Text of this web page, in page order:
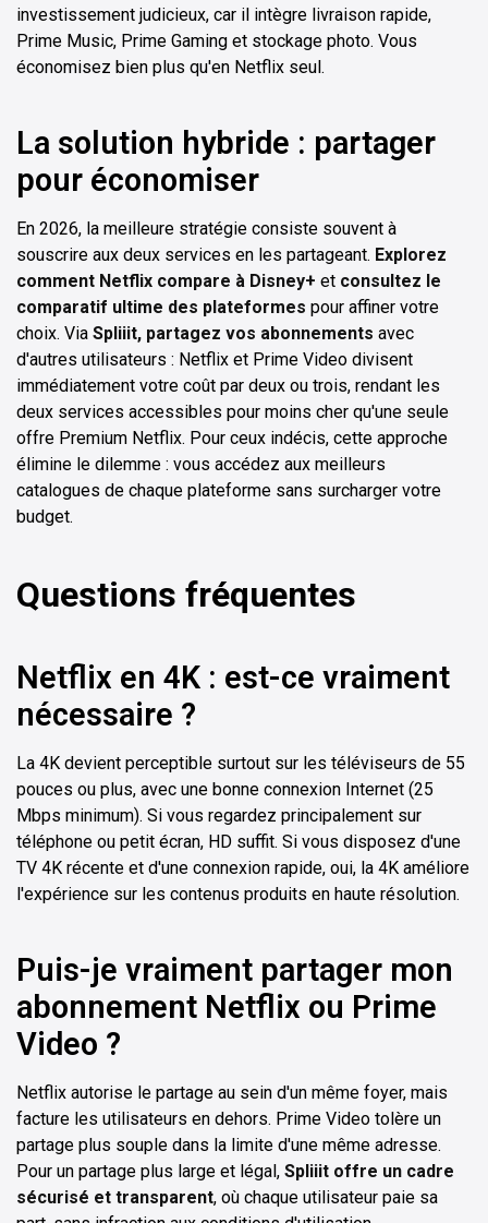
investissement judicieux, car il intègre livraison rapide,
Prime Music, Prime Gaming et stockage photo. Vous
économisez bien plus qu'en Netflix seul.
La solution hybride : partager
pour économiser
En 2026, la meilleure stratégie consiste souvent à
souscrire aux deux services en les partageant. Explorez
comment Netflix compare à Disney+ et consultez le
comparatif ultime des plateformes pour affiner votre
choix. Via Spliiit, partagez vos abonnements avec
d'autres utilisateurs : Netflix et Prime Video divisent
immédiatement votre coût par deux ou trois, rendant les
deux services accessibles pour moins cher qu'une seule
offre Premium Netflix. Pour ceux indécis, cette approche
élimine le dilemme : vous accédez aux meilleurs
catalogues de chaque plateforme sans surcharger votre
budget.
Questions fréquentes
Netflix en 4K : est-ce vraiment
nécessaire ?
La 4K devient perceptible surtout sur les téléviseurs de 55
pouces ou plus, avec une bonne connexion Internet (25
Mbps minimum). Si vous regardez principalement sur
téléphone ou petit écran, HD suffit. Si vous disposez d'une
TV 4K récente et d'une connexion rapide, oui, la 4K améliore
l'expérience sur les contenus produits en haute résolution.
Puis-je vraiment partager mon
abonnement Netflix ou Prime
Video ?
Netflix autorise le partage au sein d'un même foyer, mais
facture les utilisateurs en dehors. Prime Video tolère un
partage plus souple dans la limite d'une même adresse.
Pour un partage plus large et légal, Spliiit offre un cadre
sécurisé et transparent, où chaque utilisateur paie sa